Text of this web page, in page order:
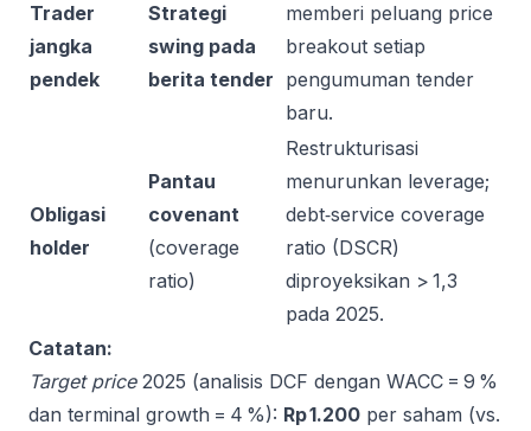
Trader
jangka
pendek
Strategi
swing pada
berita tender
memberi peluang price
breakout setiap
pengumuman tender
baru.
Obligasi
holder
Pantau
covenant
(coverage
ratio)
Restrukturisasi
menurunkan leverage;
debt‑service coverage
ratio (DSCR)
diproyeksikan > 1,3
pada 2025.
Catatan:
Target price2025 (analisis DCF dengan WACC = 9 %
dan terminal growth = 4 %): Rp 1.200 per saham (vs.